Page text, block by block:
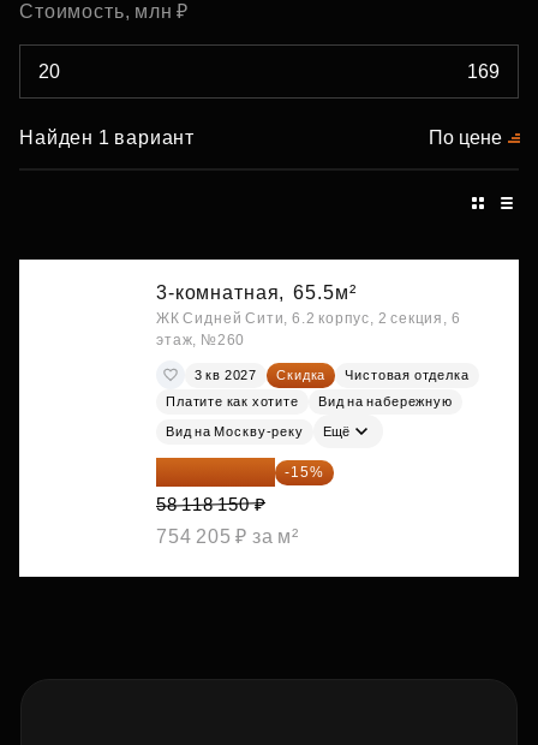
Стоимость, млн ₽
Найден 1 вариант По цене
3-комнатная, 65.5м²
ЖК Сидней Сити, 6.2 корпус, 2 секция, 6
этаж, №260
3 кв 2027 Скидка
Чистовая отделка
Платите как хотите
Вид на набережную
Вид на Москву-реку Ещё
49 400 428 ₽ -15%
58 118 150 ₽
754 205 ₽ за м²